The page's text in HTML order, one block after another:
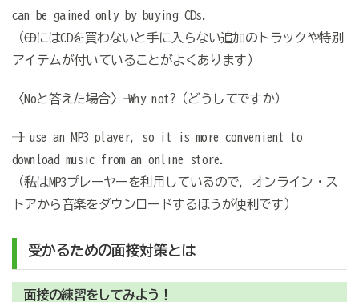
can be gained only by buying CDs.
（─CDにはCDを買わないと手に入らない追加のトラックや特別
アイテムが付いていることがよくあります）
〈Noと答えた場合〉→ Why not?（どうしてですか）
─ I use an MP3 player, so it is more convenient to
download music from an online store.
（─私はMP3プレーヤーを利用しているので，オンライン・ス
トアから音楽をダウンロードするほうが便利です）
受かるための面接対策とは
面接の練習をしてみよう！